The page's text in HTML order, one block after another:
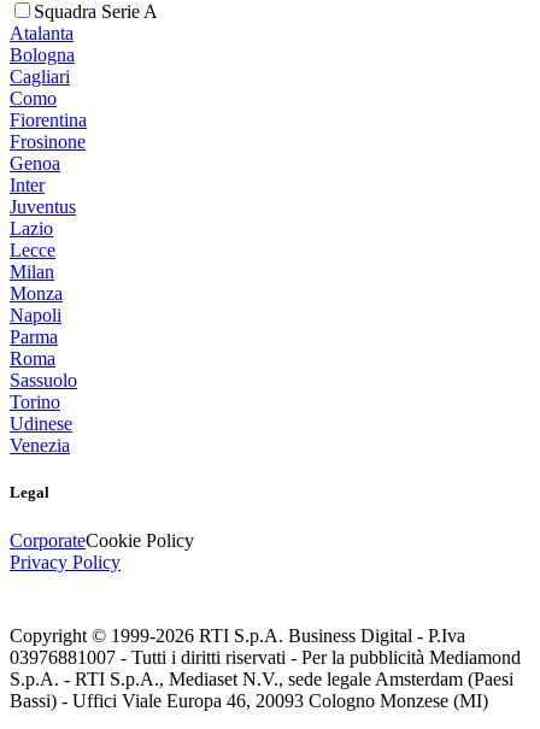
Squadra Serie A
Atalanta
Bologna
Cagliari
Como
Fiorentina
Frosinone
Genoa
Inter
Juventus
Lazio
Lecce
Milan
Monza
Napoli
Parma
Roma
Sassuolo
Torino
Udinese
Venezia
Legal
CorporateCookie Policy
Privacy Policy
Copyright © 1999-2026 RTI S.p.A. Business Digital - P.Iva
03976881007 - Tutti i diritti riservati - Per la pubblicità Mediamond
S.p.A. - RTI S.p.A., Mediaset N.V., sede legale Amsterdam (Paesi
Bassi) - Uffici Viale Europa 46, 20093 Cologno Monzese (MI)